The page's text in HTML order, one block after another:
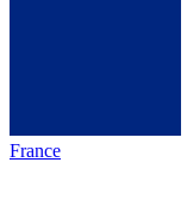
France